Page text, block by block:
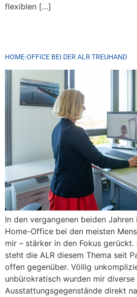
flexiblen […]
HOME-OFFICE BEI DER ALR TREUHAND
In den vergangenen beiden Jahren
Home-Office bei den meisten
mir – stärker in den Fokus
steht die ALR diesem Thema seit
offen gegenüber. Völlig
unbürokratisch wurden mir diverse
Ausstattungsgegenstände direkt